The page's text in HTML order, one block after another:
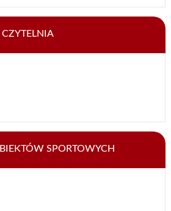
CZYTELNIA
SPORTOWYCH